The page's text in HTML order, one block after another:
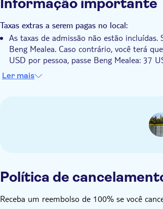
Taxas extras a serem pagas no local:
As taxas de admissão não estão
Beng Mealea. Caso contrário, você terá
USD por pessoa, passe Beng Mealea: 37
Saiba com antecedência:
Ler mais
Política de
Receba um reembolso de 100% se você